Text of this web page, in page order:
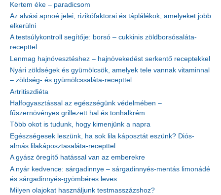
Kertem éke – paradicsom
Az alvási apnoé jelei, rizikófaktorai és táplálékok, amelyeket jobb
elkerülni
A testsúlykontroll segítője: borsó – cukkinis zöldborsósaláta-
recepttel
Lenmag hajnövesztéshez – hajnövekedést serkentő receptekkel
Nyári zöldségek és gyümölcsök, amelyek tele vannak vitaminnal
– zöldség- és gyümölcssaláta-recepttel
Artritiszdiéta
Halfogyasztással az egészségünk védelmében –
fűszernövényes grillezett hal és tonhalkrém
Több okot is tudunk, hogy kimenjünk a napra
Egészségesek leszünk, ha sok lila káposztát eszünk? Diós-
almás lilakáposztasaláta-recepttel
A gyász öregítő hatással van az emberekre
A nyár kedvence: sárgadinnye – sárgadinnyés-mentás limonádé
és sárgadinnyés-gyömbéres leves
Milyen olajokat használjunk testmasszázshoz?